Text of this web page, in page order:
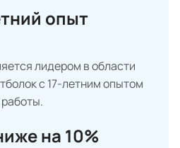
опыт
лидером в области
с 17-летним опытом
работы.
на 10%